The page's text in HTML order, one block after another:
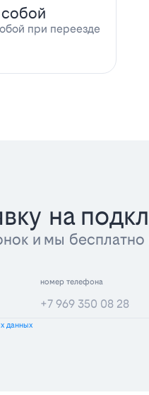
при переезде
на
и мы
номер телефона
данных